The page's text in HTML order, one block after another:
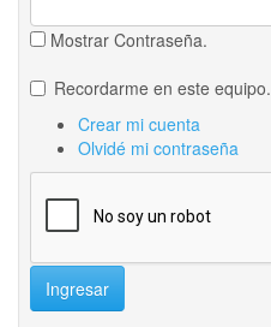
Mostrar Contraseña.
Recordarme en este equipo.
Crear mi cuenta
Olvidé mi contraseña
Ingresar